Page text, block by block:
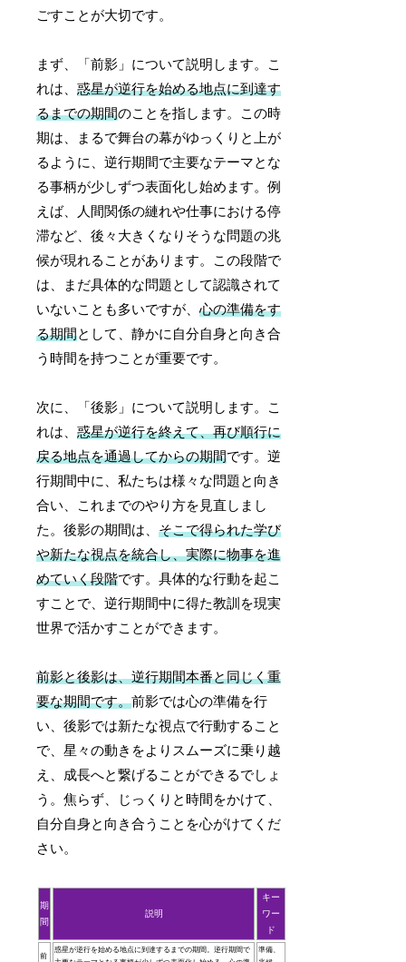
ごすことが大切です。
まず、「前影」について説明します。こ
れは、惑星が逆行を始める地点に到達す
るまでの期間のことを指します。この時
期は、まるで舞台の幕がゆっくりと上が
るように、逆行期間で主要なテーマとな
る事柄が少しずつ表面化し始めます。例
えば、人間関係の縺れや仕事における停
滞など、後々大きくなりそうな問題の兆
候が現れることがあります。この段階で
は、まだ具体的な問題として認識されて
いないことも多いですが、心の準備をす
る期間として、静かに自分自身と向き合
う時間を持つことが重要です。
次に、「後影」について説明します。こ
れは、惑星が逆行を終えて、再び順行に
戻る地点を通過してからの期間です。逆
行期間中に、私たちは様々な問題と向き
合い、これまでのやり方を見直しまし
た。後影の期間は、そこで得られた学び
や新たな視点を統合し、実際に物事を進
めていく段階です。具体的な行動を起こ
すことで、逆行期間中に得た教訓を現実
世界で活かすことができます。
前影と後影は、逆行期間本番と同じく重
要な期間です。前影では心の準備を行
い、後影では新たな視点で行動すること
で、星々の動きをよりスムーズに乗り越
え、成長へと繋げることができるでしょ
う。焦らず、じっくりと時間をかけて、
自分自身と向き合うことを心がけてくだ
さい。
期
間
説明
キー
ワー
ド
前
惑星が逆行を始める地点に到達するまでの期間。逆行期間で
準備、